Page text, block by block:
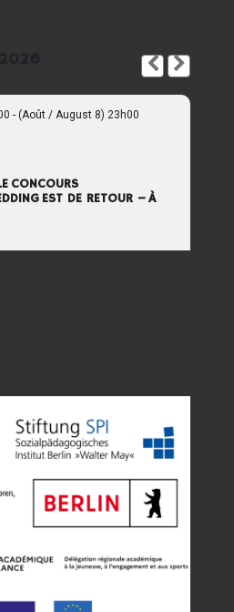
- (Août / August 8) 23h00
CONCOURS
EST DE RETOUR – À